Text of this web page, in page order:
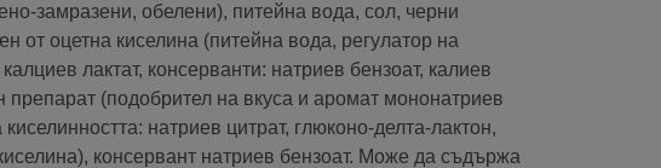
замразени, обелени), питейна вода, сол, черни
от оцетна киселина (питейна вода, регулатор на
лактат, консерванти: натриев бензоат, калиев
(подобрител на вкуса и аромат мононатриев
натриев цитрат, глюконо-делта-лактон,
консервант натриев бензоат. Може да съдържа